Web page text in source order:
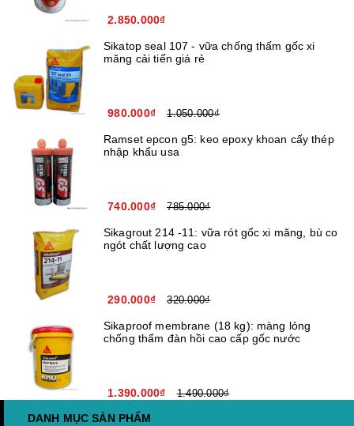
2.850.000₫
Sikatop seal 107 - vữa chống thấm gốc xi
măng cải tiến giá rẻ
980.000₫ 1.050.000₫
Ramset epcon g5: keo epoxy khoan cấy thép
nhập khẩu usa
740.000₫ 785.000₫
Sikagrout 214 -11: vữa rót gốc xi măng, bù co
ngót chất lượng cao
290.000₫ 320.000₫
Sikaproof membrane (18 kg): màng lỏng
chống thấm đàn hồi cao cấp gốc nước
1.390.000₫ 1.490.000₫
DANH MỤC SẢN PHẨM